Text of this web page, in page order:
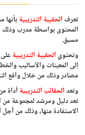
تعرف الحقيبة التدريبية
المحتوى بواسطة مدرب
مسبق.
وتحتوي الحقيبة التدريبية
إلى المعينات والأساليب
مصادر وذلك من خلال واقع
وتعدالحقائب التدريبية أداة
تعد دليل ومرشد لمجموعة من
الاستفادة منها، وذلك من